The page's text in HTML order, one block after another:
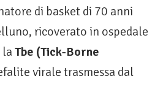
di basket di 70 anni
ricoverato in ospedale
Tbe (Tick-Borne
virale trasmessa dal